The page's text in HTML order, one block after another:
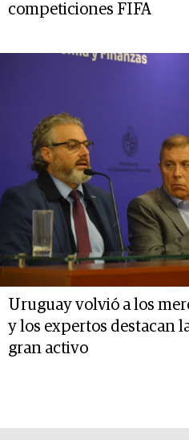
competiciones FIFA
Uruguay volvió a los
y los expertos destacan
gran activo